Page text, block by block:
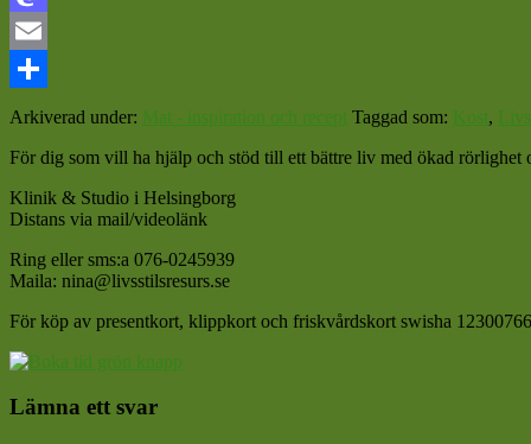
Mastodon
Email
Dela
Arkiverad under: Mat - inspiration och recept Taggad som: Kost,
För dig som vill ha hjälp och stöd till ett bättre liv med ökad rörlighet
Klinik & Studio i Helsingborg
Distans via mail/videolänk
Ring eller sms:a 076-0245939
Maila: nina@livsstilsresurs.se
För köp av presentkort, klippkort och friskvårdskort swisha
Läsarkommentarer
Lämna ett svar